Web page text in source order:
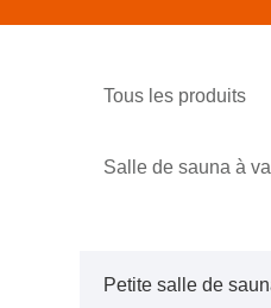
Tous les produits
Salle de sauna à
Petite salle de